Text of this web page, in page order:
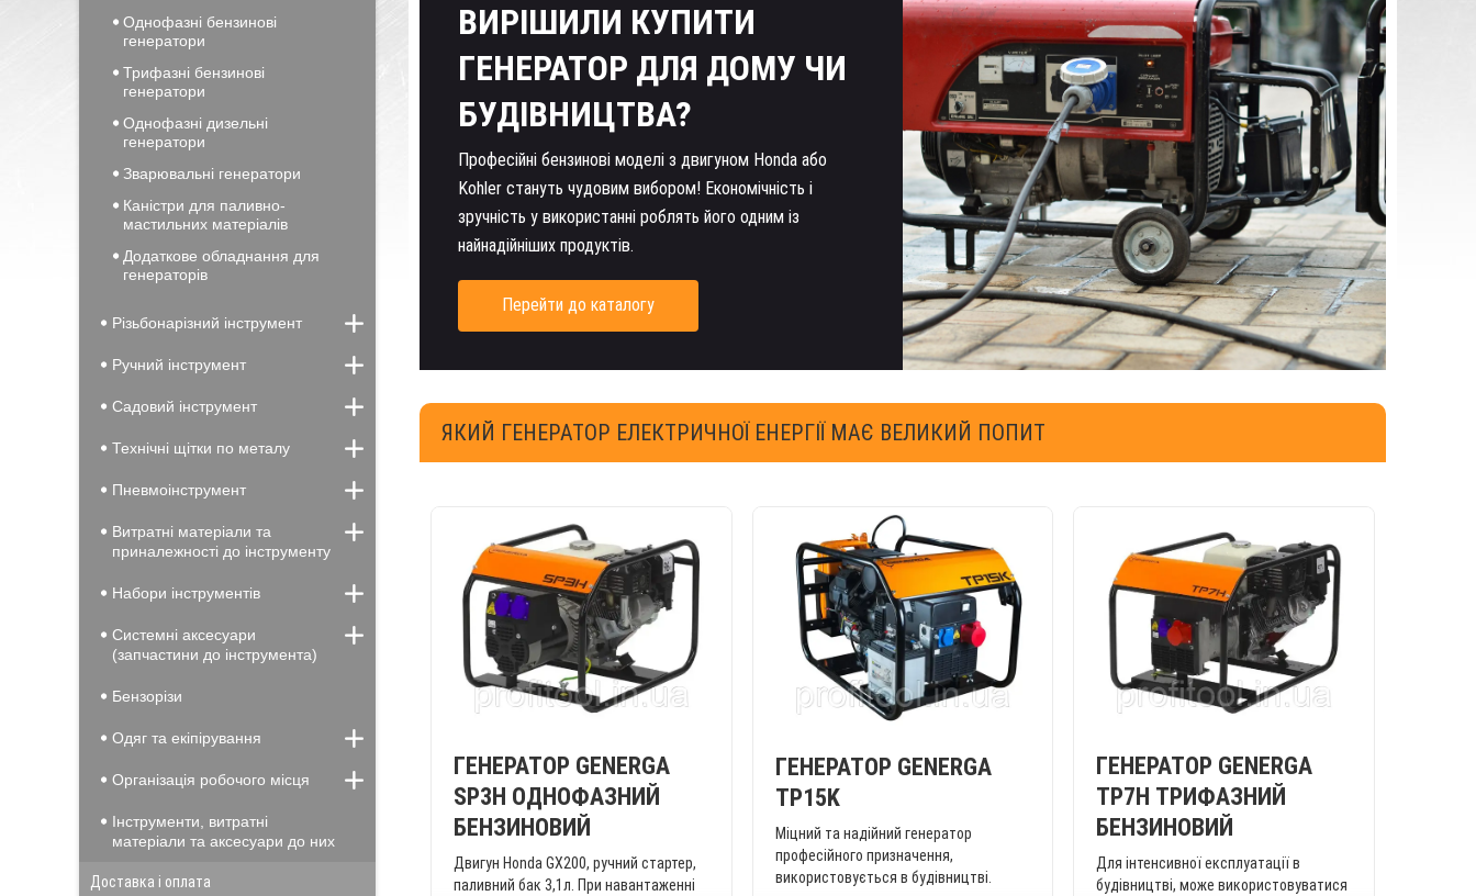
ВИРІШИЛИ КУПИТИ
ГЕНЕРАТОР ДЛЯ ДОМУ ЧИ
БУДІВНИЦТВА?
Професійні бензинові моделі з двигуном Honda або
Kohler стануть чудовим вибором! Економічність і
зручність у використанні роблять його одним із
найнадійніших продуктів.
Перейти до каталогу
ЯКИЙ ГЕНЕРАТОР ЕЛЕКТРИЧНОЇ ЕНЕРГІЇ МАЄ ВЕЛИКИЙ ПОПИТ
ГЕНЕРАТОР GENERGA
SP3H ОДНОФАЗНИЙ
БЕНЗИНОВИЙ
Двигун Honda GX200, ручний стартер,
паливний бак 3,1л. При навантаженні
ГЕНЕРАТОР GENERGA
TP15K
Міцний та надійний генератор
професійного призначення,
використовується в будівництві.
ГЕНЕРАТОР GENERGA
TP7H ТРИФАЗНИЙ
БЕНЗИНОВИЙ
Для інтенсивної експлуатації в
будівництві, може використовуватися
Однофазні бензинові
генератори
Трифазні бензинові
генератори
Однофазні дизельні
генератори
Зварювальні генератори
Каністри для паливно-
мастильних матеріалів
Додаткове обладнання для
генераторів
Різьбонарізний інструмент
Ручний інструмент
Садовий інструмент
Технічні щітки по металу
Пневмоінструмент
Витратні матеріали та
приналежності до інструменту
Набори інструментів
Системні аксесуари
(запчастини до інструмента)
Бензорізи
Одяг та екіпірування
Організація робочого місця
Інструменти, витратні
матеріали та аксесуари до них
Доставка і оплата